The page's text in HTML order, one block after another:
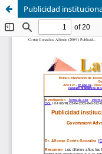
Publicidad